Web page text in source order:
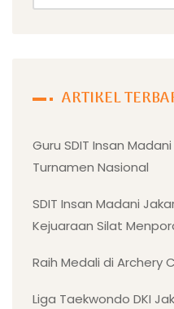
ARTIKEL
Guru SDIT Insan
Turnamen Nasional
SDIT Insan Madani
Kejuaraan Silat
Raih Medali di Archery
Liga Taekwondo DKI